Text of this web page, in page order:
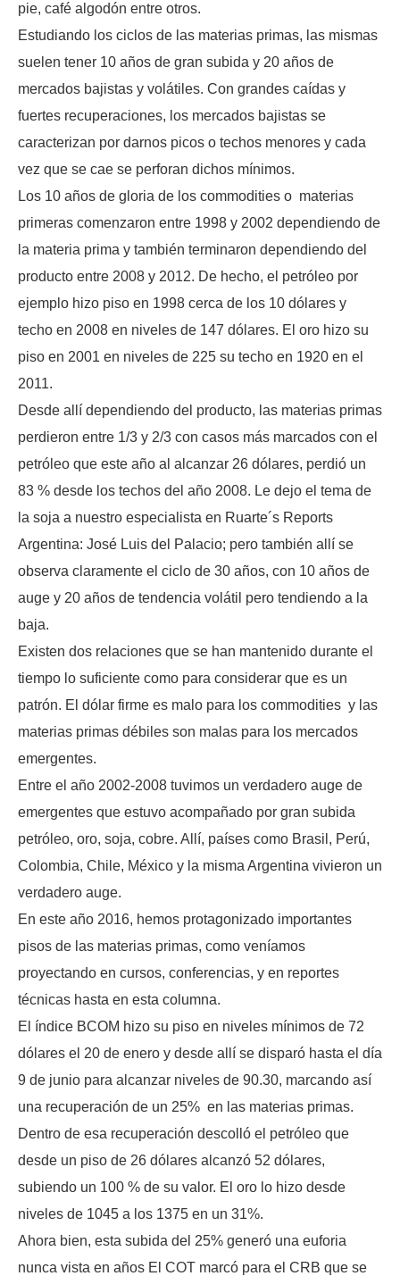
pie, café algodón entre otros.
Estudiando los ciclos de las materias primas, las mismas
suelen tener 10 años de gran subida y 20 años de
mercados bajistas y volátiles. Con grandes caídas y
fuertes recuperaciones, los mercados bajistas se
caracterizan por darnos picos o techos menores y cada
vez que se cae se perforan dichos mínimos.
Los 10 años de gloria de los commodities o materias
primeras comenzaron entre 1998 y 2002 dependiendo de
la materia prima y también terminaron dependiendo del
producto entre 2008 y 2012. De hecho, el petróleo por
ejemplo hizo piso en 1998 cerca de los 10 dólares y
techo en 2008 en niveles de 147 dólares. El oro hizo su
piso en 2001 en niveles de 225 su techo en 1920 en el
2011.
Desde allí dependiendo del producto, las materias primas
perdieron entre 1/3 y 2/3 con casos más marcados con el
petróleo que este año al alcanzar 26 dólares, perdió un
83 % desde los techos del año 2008. Le dejo el tema de
la soja a nuestro especialista en Ruarte´s Reports
Argentina: José Luis del Palacio; pero también allí se
observa claramente el ciclo de 30 años, con 10 años de
auge y 20 años de tendencia volátil pero tendiendo a la
baja.
Existen dos relaciones que se han mantenido durante el
tiempo lo suficiente como para considerar que es un
patrón. El dólar firme es malo para los commodities y las
materias primas débiles son malas para los mercados
emergentes.
Entre el año 2002-2008 tuvimos un verdadero auge de
emergentes que estuvo acompañado por gran subida
petróleo, oro, soja, cobre. Allí, países como Brasil, Perú,
Colombia, Chile, México y la misma Argentina vivieron un
verdadero auge.
En este año 2016, hemos protagonizado importantes
pisos de las materias primas, como veníamos
proyectando en cursos, conferencias, y en reportes
técnicas hasta en esta columna.
El índice BCOM hizo su piso en niveles mínimos de 72
dólares el 20 de enero y desde allí se disparó hasta el día
9 de junio para alcanzar niveles de 90.30, marcando así
una recuperación de un 25% en las materias primas.
Dentro de esa recuperación descolló el petróleo que
desde un piso de 26 dólares alcanzó 52 dólares,
subiendo un 100 % de su valor. El oro lo hizo desde
niveles de 1045 a los 1375 en un 31%.
Ahora bien, esta subida del 25% generó una euforia
nunca vista en años El COT marcó para el CRB que se